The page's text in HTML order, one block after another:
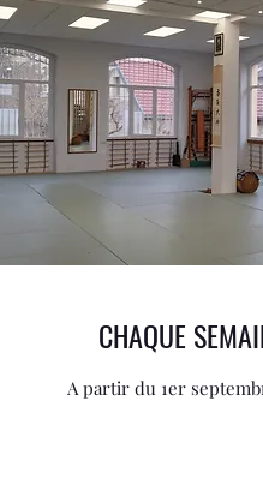
CHAQUE
A partir du 1er